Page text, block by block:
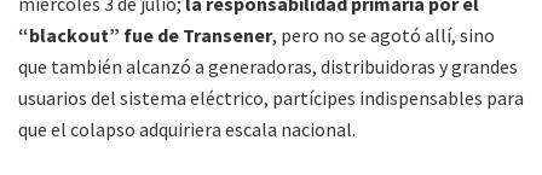
“blackout” fue de Transener, pero no se agotó allí, sino
que también alcanzó a generadoras, distribuidoras y grandes
usuarios del sistema eléctrico, partícipes indispensables para
que el colapso adquiriera escala nacional.